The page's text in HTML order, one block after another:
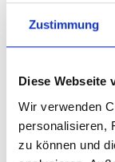
Zustimmung
Diese Webseite
Wir verwenden
personalisieren,
zu können und
vor 2 Jahren
vor 2 Jahren
Anonymaus